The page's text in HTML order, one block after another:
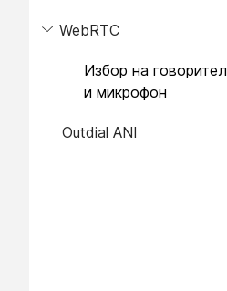
WebRTC
Избор на говорител
и микрофон
Outdial ANI